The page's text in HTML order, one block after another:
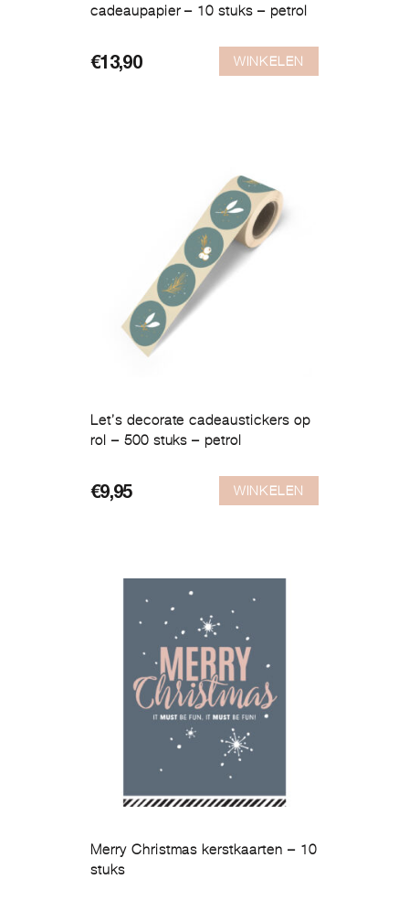
cadeaupapier – 10 stuks – petrol
€13,90 WINKELEN
Let’s decorate cadeaustickers op
rol – 500 stuks – petrol
€9,95 WINKELEN
Merry Christmas kerstkaarten – 10
stuks